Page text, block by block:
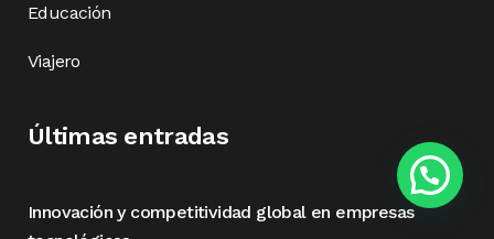
Educación
Viajero
Últimas entradas
Innovación y competitividad global en empresas